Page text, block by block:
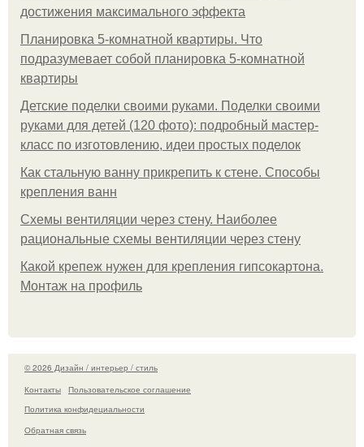
достижения максимального эффекта
Планировка 5-комнатной квартиры. Что
подразумевает собой планировка 5-комнатной
квартиры
Детские поделки своими руками. Поделки своими
руками для детей (120 фото): подробный мастер-
класс по изготовлению, идеи простых поделок
Как стальную ванну прикрепить к стене. Способы
крепления ванн
Схемы вентиляции через стену. Наиболее
рациональные схемы вентиляции через стену
Какой крепеж нужен для крепления гипсокартона.
Монтаж на профиль
© 2026 Дизайн / интерьер / стиль
Контакты
Пользовательское соглашение
Политика конфидециальности
Обратная связь